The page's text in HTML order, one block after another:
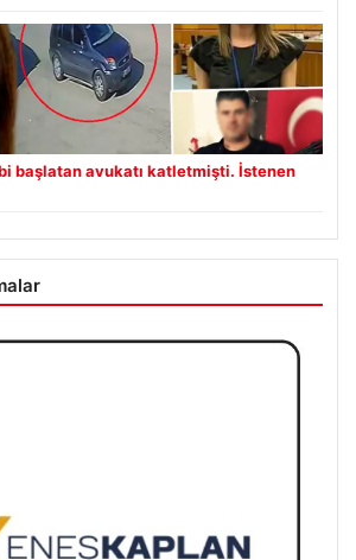
başlatan avukatı katletmişti. İstenen